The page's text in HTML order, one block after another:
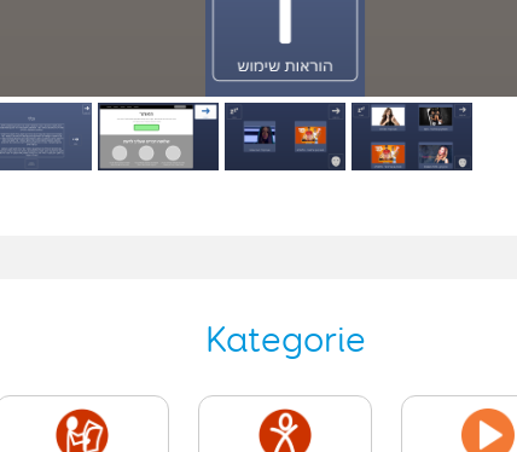
Kategorie